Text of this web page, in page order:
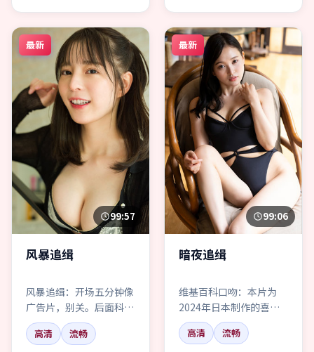
最新
99:57
风暴追缉
风暴追缉：开场五分钟像
广告片，别关。后面科幻
的钩子会把你拽进末班地
铁那条线里。
高清
流畅
最新
99:06
暗夜追缉
维基百科口吻：本片为
2024年日本制作的喜剧
题材作品，由郭帆执导，
主题涉及记忆与责任。
高清
流畅